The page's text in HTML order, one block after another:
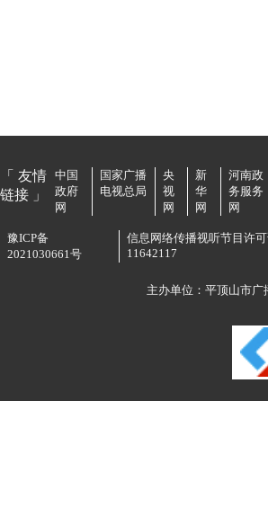
「 友情
链接 」
中国
政府
网
国家广播
电视总局
央
视
网
新
华
网
河南政
务服务
网
豫ICP备
2021030661号
信息网络传播视听节目许可
11642117
主办单位：平顶山市广